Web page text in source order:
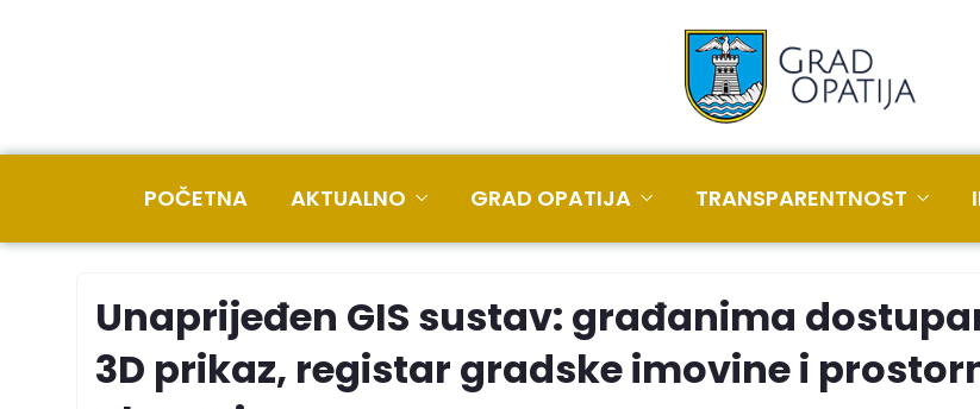
POČETNA AKTUALNO GRAD OPATIJA TRANSPARENTNOST
Unaprijeđen GIS sustav: građanima
3D prikaz, registar gradske imovine i